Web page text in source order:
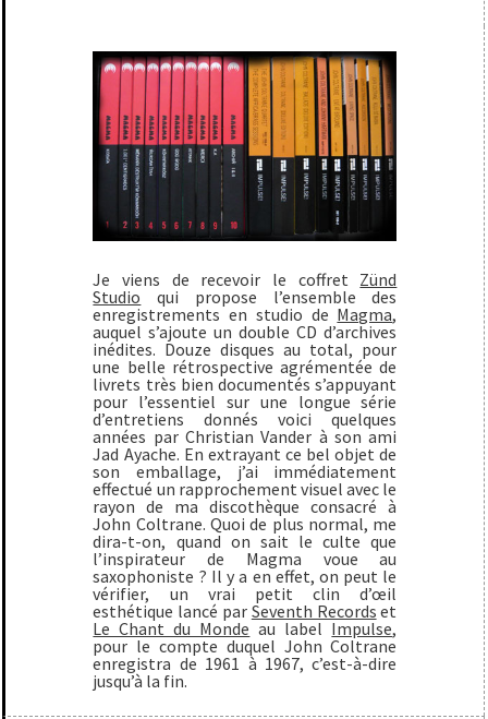
Je viens de recevoir le coffret Zünd
Studio qui propose l’ensemble des
enregistrements en studio de Magma,
auquel s’ajoute un double CD d’archives
inédites. Douze disques au total, pour
une belle rétrospective agrémentée de
livrets très bien documentés s’appuyant
pour l’essentiel sur une longue série
d’entretiens donnés voici quelques
années parChristian Vander à son ami
Jad Ayache. En extrayant ce bel objet de
son emballage, j’ai immédiatement
effectué un rapprochement visuel avec le
rayon de ma discothèque consacré à
John Coltrane. Quoi de plus normal, me
dira-t-on, quand on sait le culte que
l’inspirateur de Magma voue au
saxophoniste ? Il y a en effet, on peut le
vérifier, un vrai petit clin d’œil
esthétique lancé par Seventh Records et
Le Chant du Monde au label Impulse,
pour le compte duquel John Coltrane
enregistra de 1961 à 1967, c’est-à-dire
jusqu’à la fin.